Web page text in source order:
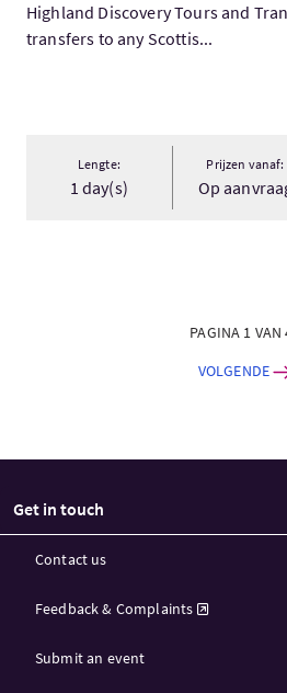
Highland Discovery Tours and
transfers to any Scottis...
Lengte:
1 day(s)
Prijzen vanaf:
Op
PAGINA 1 VAN
VOLGENDE
Get in touch
Contact us
Feedback & Complaints
Submit an event